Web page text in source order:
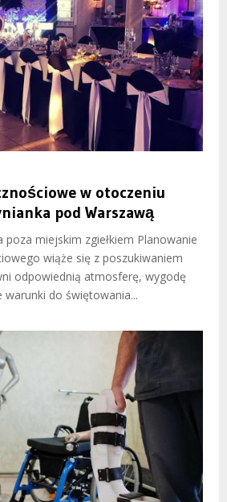
w otoczeniu
pod Warszawą
miejskim zgiełkiem Planowanie
wiąże się z poszukiwaniem
odpowiednią atmosferę, wygodę
do świętowania...